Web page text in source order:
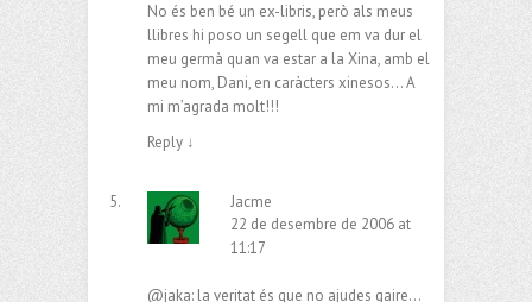
No és ben bé un ex-libris, però als meus
llibres hi poso un segell que em va dur el
meu germà quan va estar a la Xina, amb el
meu nom, Dani, en caràcters xinesos… A
mi m’agrada molt!!!
Reply ↓
Jacme
22 de desembre de 2006 at
11:17
@jaka: la veritat és que no ajudes gaire…